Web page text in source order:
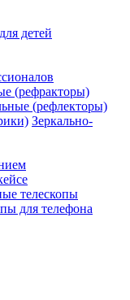
детей
(рефракторы)
(рефлекторы)
Зеркально-
телескопы
для телефона